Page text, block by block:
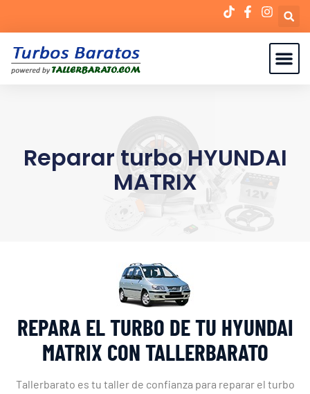
Reparar turbo HYUNDAI
MATRIX
REPARA EL TURBO DE TU HYUNDAI
MATRIX CON TALLERBARATO
Tallerbarato es tu taller de confianza para reparar el turbo